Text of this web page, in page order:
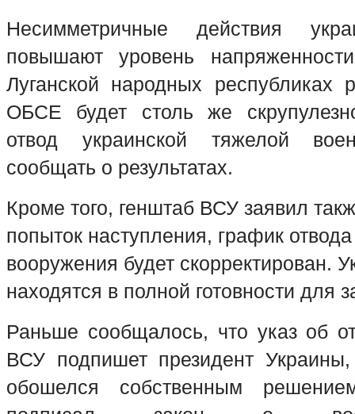
Несимметричные действия
повышают уровень
Луганской народных республиках
ОБСЕ будет столь же
отвод украинской тяжелой
сообщать о результатах.
Кроме того, генштаб ВСУ заявил
попыток наступления, график
вооружения будет скорректирован.
находятся в полной готовности для
Раньше сообщалось, что указ об
ВСУ подпишет президент
обошелся собственным